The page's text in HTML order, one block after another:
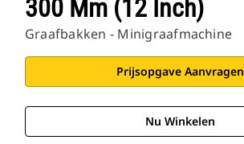
300 Mm (12 Inch)
Graafbakken - Minigraafmachine
Prijsopgave Aanvragen
Nu Winkelen